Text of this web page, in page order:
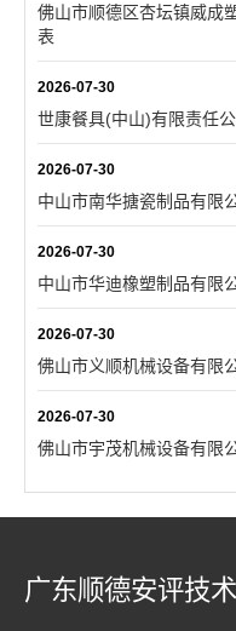
佛山市顺德区杏坛镇威成
表
2026-07-30
世康餐具(中山)有限责任
2026-07-30
中山市南华搪瓷制品有限
2026-07-30
中山市华迪橡塑制品有限
2026-07-30
佛山市义顺机械设备有限
2026-07-30
佛山市宇茂机械设备有限
广东顺德安评技